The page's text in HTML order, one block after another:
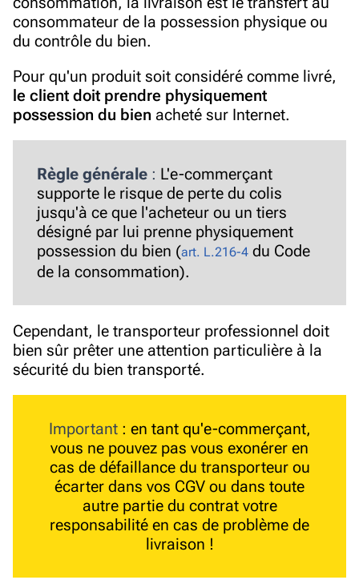
consommateur de la possession physique ou
du contrôle du bien.
Pour qu'un produit soit considéré comme livré,
le client doit prendre physiquement
possession du bien acheté sur Internet.
Règle générale : L'e-commerçant
supporte le risque de perte du colis
jusqu'à ce que l'acheteur ou un tiers
désigné par lui prenne physiquement
possession du bien (art. L.216-4 du Code
de la consommation).
Cependant, le transporteur professionnel doit
bien sûr prêter une attention particulière à la
sécurité du bien transporté.
Important: en tant qu'e-commerçant,
vous ne pouvez pas vous exonérer en
cas de défaillance du transporteur ou
écarter dans vos CGV ou dans toute
autre partie du contrat votre
responsabilité en cas de problème de
livraison !